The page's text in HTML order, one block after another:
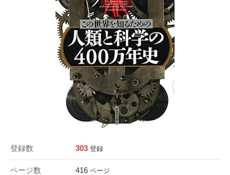
登録数 303 登録
ページ数 416 ページ